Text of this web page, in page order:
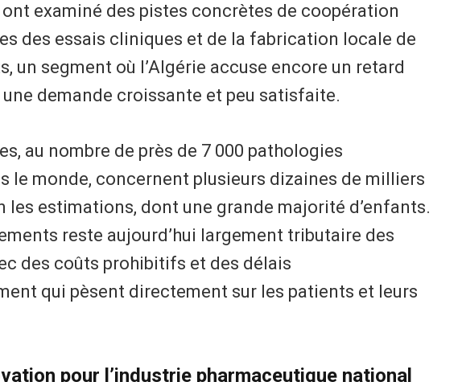
examiné des pistes concrètes de coopération
des essais cliniques et de la fabrication locale de
un segment où l’Algérie accuse encore un retard
demande croissante et peu satisfaite.
au nombre de près de 7 000 pathologies
le monde, concernent plusieurs dizaines de milliers
les estimations, dont une grande majorité d’enfants.
reste aujourd’hui largement tributaire des
des coûts prohibitifs et des délais
qui pèsent directement sur les patients et leurs
pour l’industrie pharmaceutique national